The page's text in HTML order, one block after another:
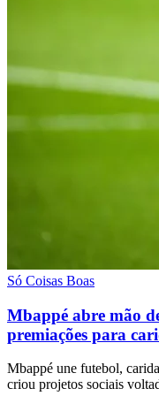
Só Coisas Boas
Mbappé abre mão
premiações para
Mbappé une futebol,
criou projetos sociais